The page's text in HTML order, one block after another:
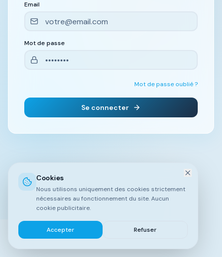
Email
Mot de passe
Mot de passe oublié ?
Se connecter
Cookies
Nous utilisons uniquement des cookies strictement
nécessaires au fonctionnement du site. Aucun
cookie publicitaire.
Accepter Refuser